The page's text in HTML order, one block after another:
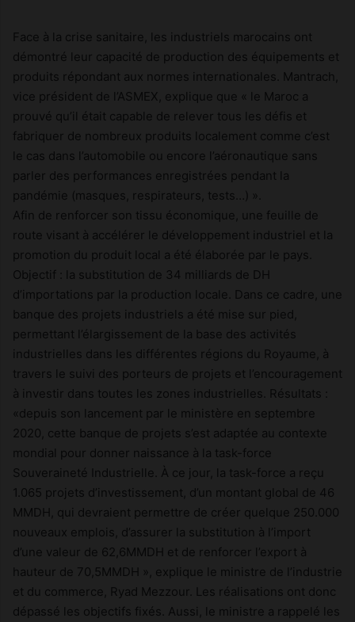
Face à la crise sanitaire, les industriels marocains ont
démontré leur capacité de production des équipements et
produits répondant aux normes internationales. Mantrach,
vice président de l’ASMEX, explique que « le Maroc a
prouvé qu’il était capable de relever tous les défis et
fabriquer de nombreux produits localement comme c’est
le cas dans l’automobile ou encore l’aéronautique sans
parler des performances enregistrées pendant la
pandémie (masques, respirateurs, tests…) ».
Afin de renforcer son tissu économique, une feuille de
route visant à accélérer le développement industriel et la
promotion du produit local a été élaborée par le pays.
Objectif : la substitution de 34 milliards de DH
d’importations par la production locale. Dans ce cadre, une
banque des projets industriels a été mise sur pied,
permettant l’élargissement de la base des activités
industrielles dans les différentes régions du Royaume, à
travers le suivi des porteurs de projets et l’encouragement
à investir dans toutes les zones industrielles. Résultats :
«depuis son lancement par le ministère en septembre
2020, cette banque de projets s’est adaptée au contexte
mondial pour donner naissance à la task-force
Souveraineté Industrielle. À ce jour, la task-force a reçu
1.065 projets d’investissement, d’un montant global de 46
MMDH, qui devraient permettre de créer quelque 250.000
nouveaux emplois, d’assurer la substitution à l’import
d’une valeur de 62,6MMDH et de renforcer l’export à
hauteur de 70,5MMDH », explique le ministre de l’industrie
et du commerce, Ryad Mezzour. Les réalisations ont donc
dépassé les objectifs fixés. Aussi, le ministre a rappelé les